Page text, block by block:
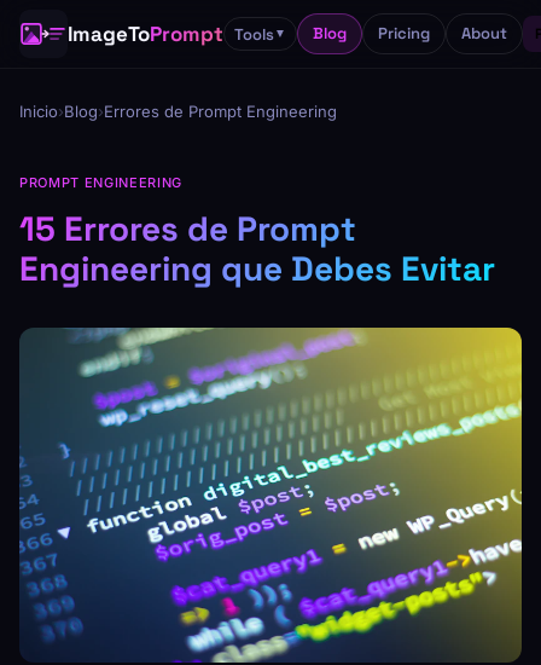
ImageToPrompt Tools▼ Blog Pricing About
Inicio›Blog›Errores de Prompt Engineering
PROMPT ENGINEERING
15 Errores de Prompt
Engineering que Debes Evitar